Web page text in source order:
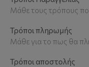
Μάθε τους τρόπους
Τρόποι πληρωμής
Μάθε για το πως θα
Τρόποι αποστολής